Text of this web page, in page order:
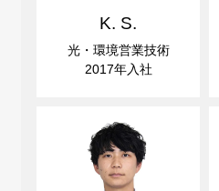
K. S.
光・環境営業技術
2017年入社